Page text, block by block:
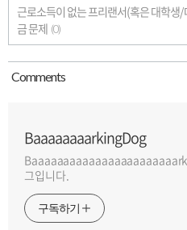
근로소득이 없는 프리랜서(혹은 대학생
금 문제 (0)
Comments
BaaaaaaaarkingDog
그입니다.
구독하기